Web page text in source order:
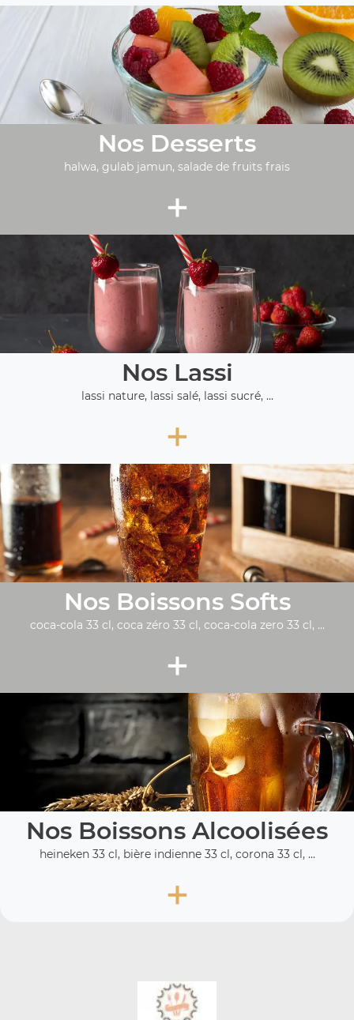
Nos Desserts
halwa, gulab jamun, salade de fruits frais
+
Nos Lassi
lassi nature, lassi salé, lassi sucré, ...
+
Nos Boissons Softs
coca-cola 33 cl, coca zéro 33 cl, coca-cola zero 33 cl, ...
+
Nos Boissons Alcoolisées
heineken 33 cl, bière indienne 33 cl, corona 33 cl, ...
+